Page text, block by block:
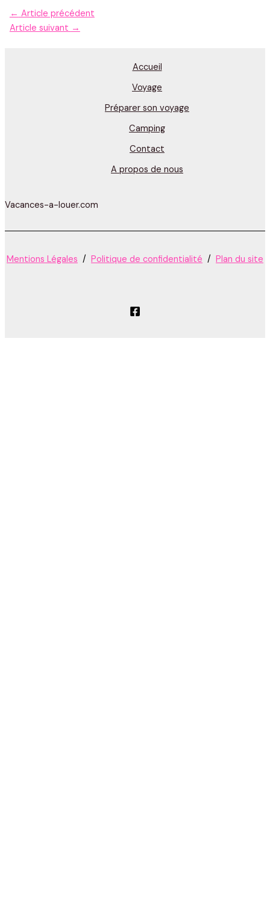
← Article précédent
Article suivant →
Accueil
Voyage
Préparer son voyage
Camping
Contact
A propos de nous
Vacances-a-louer.com
Mentions Légales / Politique de confidentialité / Plan du site